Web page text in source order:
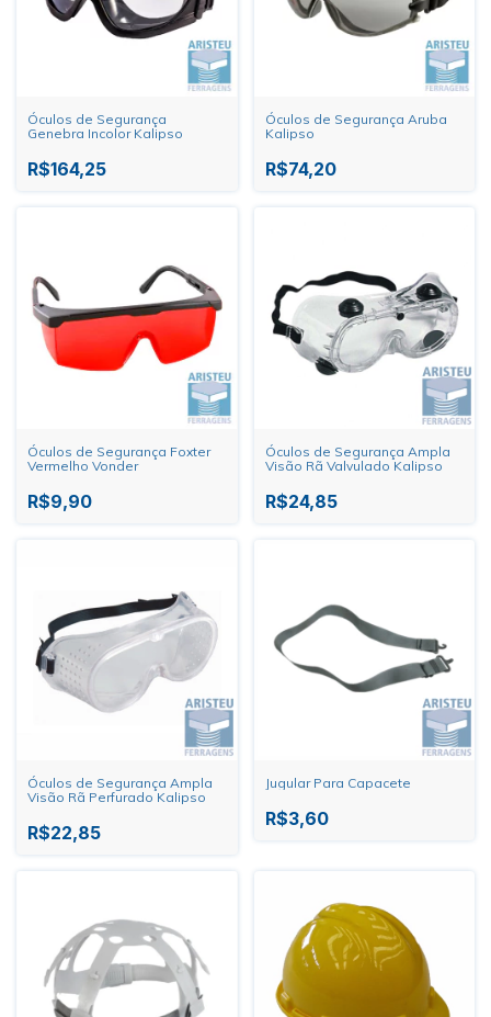
Óculos de Segurança
Genebra Incolor Kalipso
R$164,25
Óculos de Segurança Aruba
Kalipso
R$74,20
Óculos de Segurança Foxter
Vermelho Vonder
R$9,90
Óculos de Segurança Ampla
Visão Rã Valvulado Kalipso
R$24,85
Óculos de Segurança Ampla
Visão Rã Perfurado Kalipso
R$22,85
Jugular Para Capacete
R$3,60